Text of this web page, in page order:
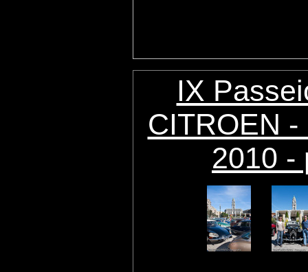
IX
CITROEN -
2010 -